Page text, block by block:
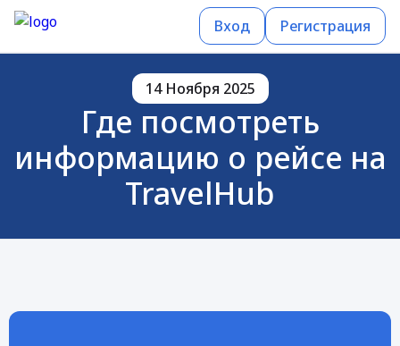
Вход Регистрация
14 Ноября 2025
Где посмотреть
информацию о рейсе на
TravelHub